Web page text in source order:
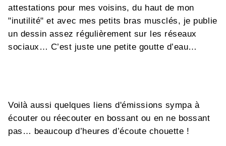
attestations pour mes voisins, du haut de mon
"inutilité" et avec mes petits bras musclés, je publie
un dessin assez régulièrement sur les réseaux
sociaux… C’est juste une petite goutte d’eau…
Voilà aussi quelques liens d'émissions sympa à
écouter ou réecouter en bossant ou en ne bossant
pas… beaucoup d’heures d’écoute chouette !